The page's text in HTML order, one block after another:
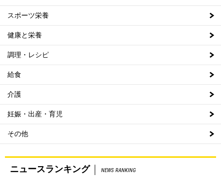
スポーツ栄養
健康と栄養
調理・レシピ
給食
介護
妊娠・出産・育児
その他
ニュースランキング NEWS RANKING